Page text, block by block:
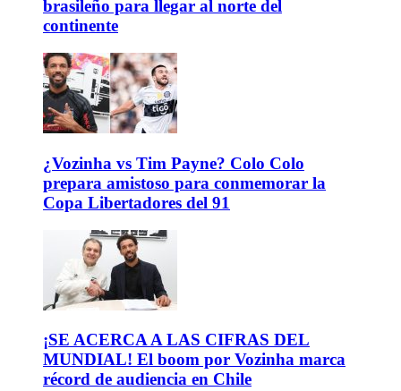
brasileño para llegar al norte del
continente
¿Vozinha vs Tim Payne? Colo Colo
prepara amistoso para conmemorar la
Copa Libertadores del 91
¡SE ACERCA A LAS CIFRAS DEL
MUNDIAL! El boom por Vozinha marca
récord de audiencia en Chile